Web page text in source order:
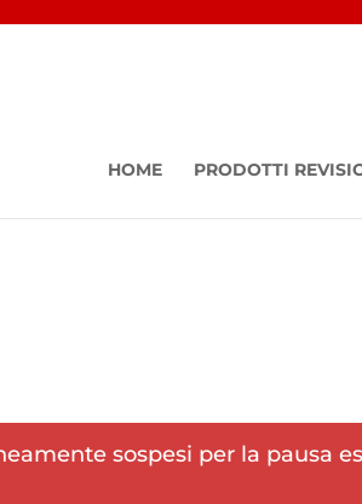
HOME PRODOTTI
sospesi per la pausa